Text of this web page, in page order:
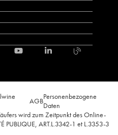
AGBPersonenbezogene
Daten
wird zum Zeitpunkt des Online-
PUBLIQUE, ART.L.3342-1 et L.3353-3